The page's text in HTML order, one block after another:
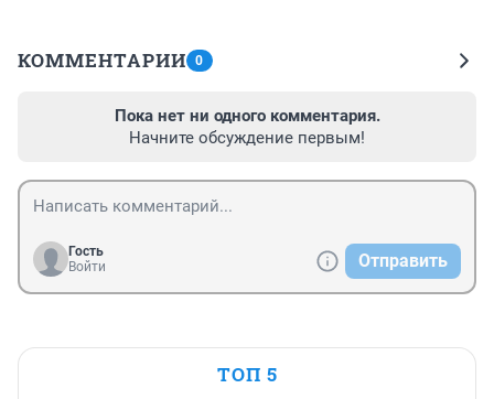
КОММЕНТАРИИ 0
Пока нет ни одного комментария.
Начните обсуждение первым!
Гость
Войти
Отправить
ТОП 5